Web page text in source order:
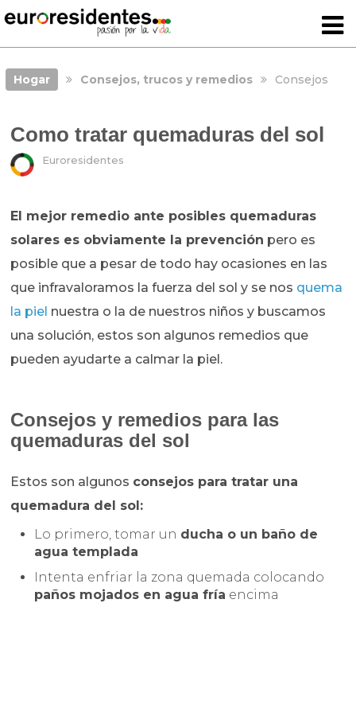
Hogar Consejos, trucos y remedios Consejos
Como tratar quemaduras del sol
Euroresidentes
El mejor remedio ante posibles quemaduras
solares es obviamente la prevención pero es
posible que a pesar de todo hay ocasiones en las
que infravaloramos la fuerza del sol y se nos quema
la piel nuestra o la de nuestros niños y buscamos
una solución, estos son algunos remedios que
pueden ayudarte a calmar la piel.
Consejos y remedios para las
quemaduras del sol
Estos son algunos consejos para tratar una
quemadura del sol:
Lo primero, tomar un ducha o un baño de
agua templada
Intenta enfriar la zona quemada colocando
paños mojados en agua fría encima